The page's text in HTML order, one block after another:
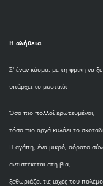
Η αλήθεια
Σ' έναν κόσμο, με τη φρίκη να
υπάρχει το μυστικό:
Όσο πιο πολλοί ερωτευμένοι,
τόσο πιο αργά κυλάει το
Η αγάπη, ένα μικρό, αόρατο
αντιστέκεται στη βία,
ξεθωριάζει τις ιαχές του